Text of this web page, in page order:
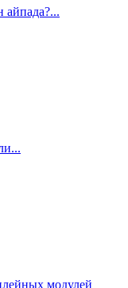
айпада?...
модулей